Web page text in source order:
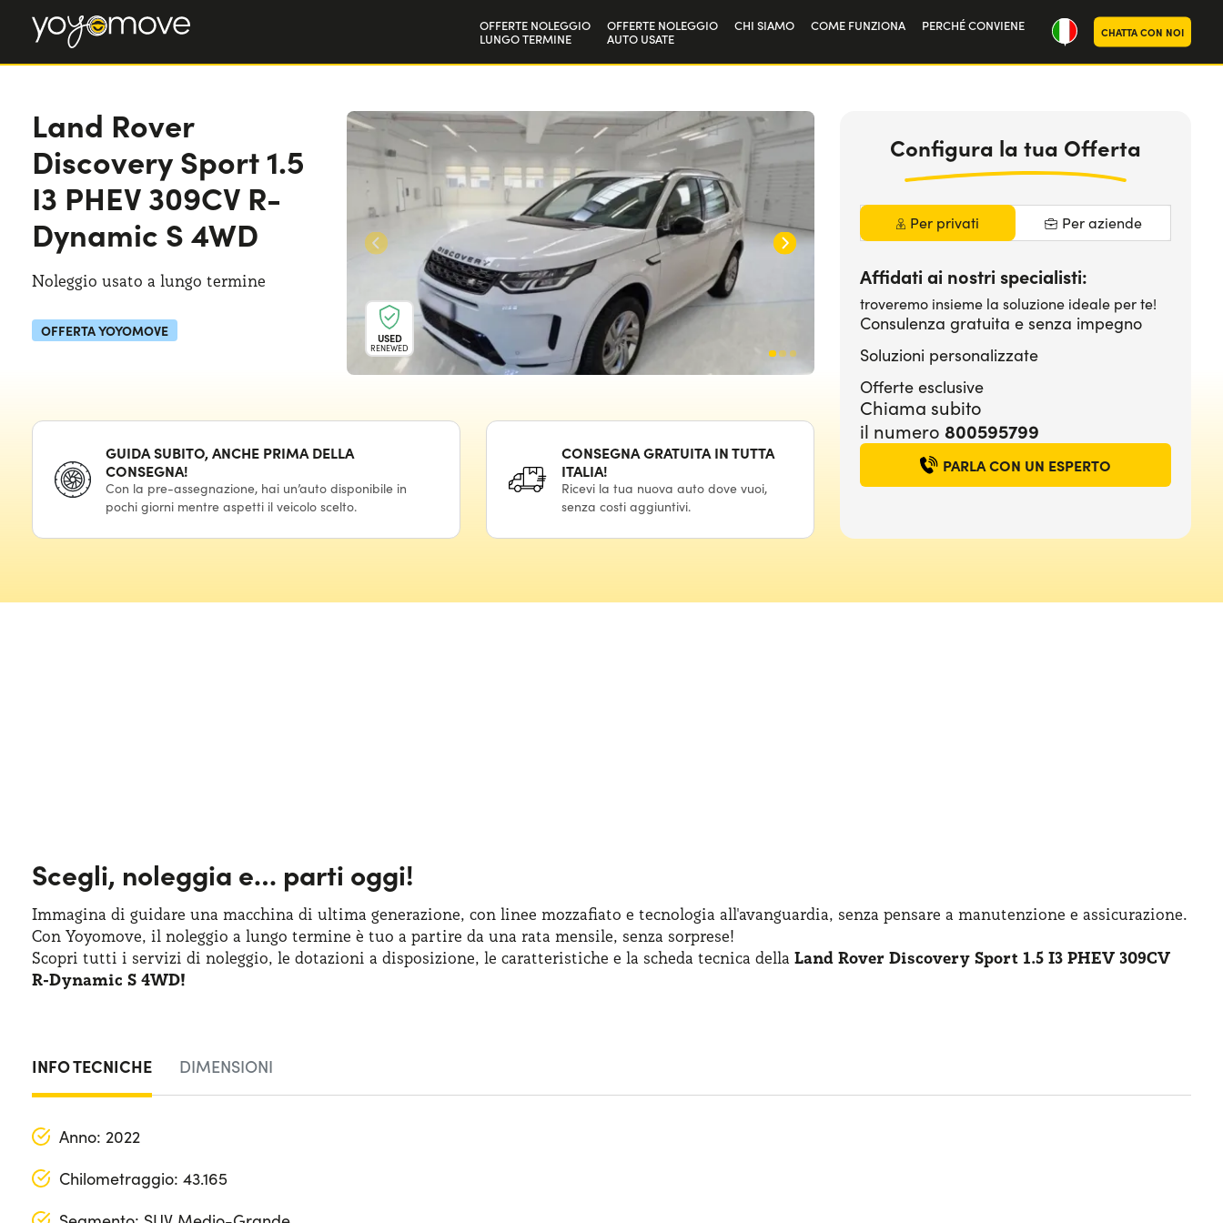
OFFERTE NOLEGGIO
LUNGO TERMINE
Aziende e P.IVA
OFFERTE NOLEGGIO
AUTO USATE
CHI SIAMO
Lavora con noi
COME FUNZIONA PERCHÉ CONVIENE CHATTA CON NOI
USED
RENEWED
OFFERTA YOYOMOVE
Land Rover
Discovery Sport1.5
I3 PHEV 309CV R-
Dynamic S 4WD
Noleggio usato a lungo termine
Configura la tua Offerta
Per privati Per aziende
Affidati ai nostri specialisti:
troveremo insieme la soluzione ideale per te!
Consulenza gratuita e senza impegno
Soluzioni personalizzate
Offerte esclusive
Chiama subito
il numero 800595799
PARLA CON UN ESPERTO
GUIDA SUBITO, ANCHE PRIMA DELLA
CONSEGNA!
Con la pre-assegnazione, hai un’auto disponibile in
pochi giorni mentre aspetti il veicolo scelto.
CONSEGNA GRATUITA IN TUTTA
ITALIA!
Ricevi la tua nuova auto dove vuoi,
senza costi aggiuntivi.
Scegli, noleggia e… parti oggi!
Immagina di guidare una macchina di ultima generazione, con linee mozzafiato e tecnologia all'avanguardia, senza pensare a manutenzione e assicurazione.
Con Yoyomove, il noleggio a lungo termine è tuo a partire da una rata mensile, senza sorprese!
Scopri tutti i servizi di noleggio, le dotazioni a disposizione, le caratteristiche e la scheda tecnica della Land Rover Discovery Sport 1.5 I3 PHEV 309CV
R-Dynamic S 4WD!
INFO TECNICHE DIMENSIONI
Anno: 2022
Chilometraggio: 43.165